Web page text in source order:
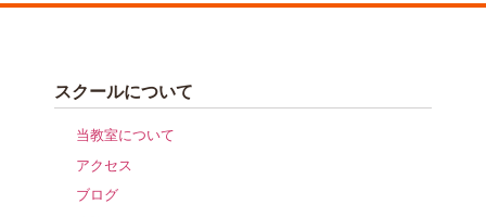
スクールについて
当教室について
アクセス
ブログ